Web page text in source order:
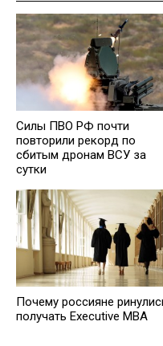
Cилы ПВО РФ почти
повторили рекорд по
сбитым дронам ВСУ за
сутки
Почему россияне
получать Executive MBA